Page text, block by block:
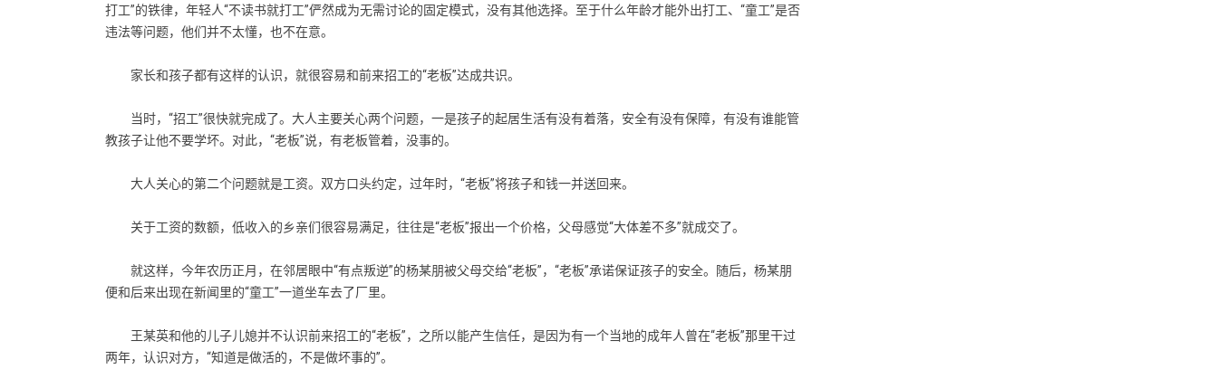
打工”的铁律，年轻人“不读书就打工”俨然成为无需讨论的固定模式，没有其他选择。至于什么年龄才能外出打工、“童工”是否
违法等问题，他们并不太懂，也不在意。
家长和孩子都有这样的认识，就很容易和前来招工的“老板”达成共识。
当时，“招工”很快就完成了。大人主要关心两个问题，一是孩子的起居生活有没有着落，安全有没有保障，有没有谁能管
教孩子让他不要学坏。对此，“老板”说，有老板管着，没事的。
大人关心的第二个问题就是工资。双方口头约定，过年时，“老板”将孩子和钱一并送回来。
关于工资的数额，低收入的乡亲们很容易满足，往往是“老板”报出一个价格，父母感觉“大体差不多”就成交了。
就这样，今年农历正月，在邻居眼中“有点叛逆”的杨某朋被父母交给“老板”，“老板”承诺保证孩子的安全。随后，杨某朋
便和后来出现在新闻里的“童工”一道坐车去了厂里。
王某英和他的儿子儿媳并不认识前来招工的“老板”，之所以能产生信任，是因为有一个当地的成年人曾在“老板”那里干过
两年，认识对方，“知道是做活的，不是做坏事的”。